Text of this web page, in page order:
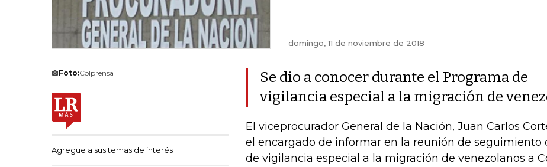
domingo, 11 de noviembre de 2018
Foto:Colprensa
Agregue a sus temas de interés
Se dio a conocer durante el Programa de
vigilancia especial a la migración de
El viceprocurador General de la Nación, Juan Carlos
el encargado de informar en la reunión de seguimiento
de vigilancia especial a la migración de venezolanos a